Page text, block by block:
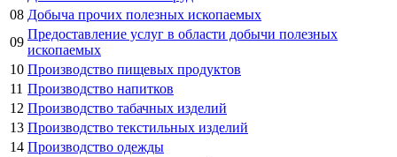
08 Добыча прочих полезных ископаемых
09
Предоставление услуг в области добычи полезных
ископаемых
10 Производство пищевых продуктов
11 Производство напитков
12 Производство табачных изделий
13 Производство текстильных изделий
14 Производство одежды